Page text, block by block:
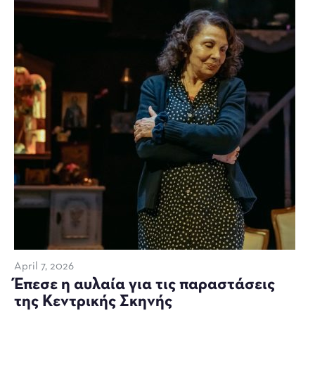
April 7, 2026
Έπεσε η αυλαία για τις παραστάσεις
της Κεντρικής Σκηνής